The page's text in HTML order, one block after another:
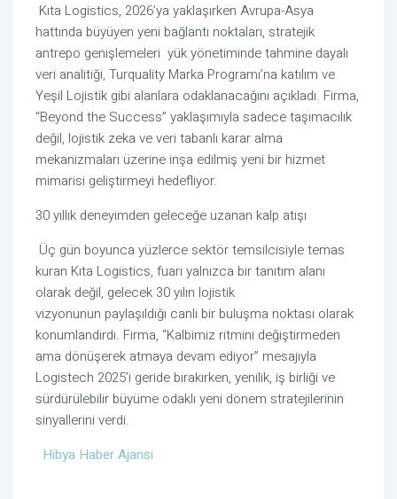
Kıta Logistics, 2026’ya yaklaşırken Avrupa-Asya
hattında büyüyen yeni bağlantı noktaları, stratejik
antrepo genişlemeleri yük yönetiminde tahmine dayalı
veri analitiği, Turquality Marka Programı’na katılım ve
Yeşil Lojistik gibi alanlara odaklanacağını açıkladı. Firma,
“Beyond the Success” yaklaşımıyla sadece taşımacılık
değil, lojistik zeka ve veri tabanlı karar alma
mekanizmaları üzerine inşa edilmiş yeni bir hizmet
mimarisi geliştirmeyi hedefliyor.
30 yıllık deneyimden geleceğe uzanan kalp atışı
Üç gün boyunca yüzlerce sektör temsilcisiyle temas
kuran Kıta Logistics, fuarı yalnızca bir tanıtım alanı
olarak değil, gelecek 30 yılın lojistik
vizyonunun paylaşıldığı canlı bir buluşma noktası olarak
konumlandırdı. Firma, “Kalbimiz ritmini değiştirmeden
ama dönüşerek atmaya devam ediyor” mesajıyla
Logistech 2025’i geride bırakırken, yenilik, iş birliği ve
sürdürülebilir büyüme odaklı yeni dönem stratejilerinin
sinyallerini verdi.
Hibya Haber Ajansı